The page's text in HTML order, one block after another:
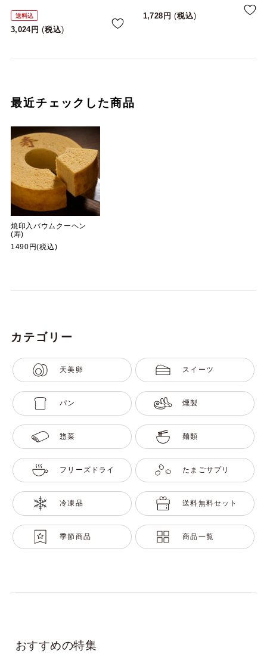
送料込
3,024 税込
1,728 税込
最近チェックした商品
焼印入バウムクーヘン
(寿)
1490円(税込)
カテゴリー
天美卵 スイーツ
パン 燻製
惣菜 麺類
フリーズドライ たまごサプリ
冷凍品 送料無料セット
季節商品 商品一覧
おすすめの特集